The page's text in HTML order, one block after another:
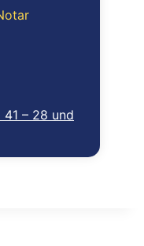
– 28 und